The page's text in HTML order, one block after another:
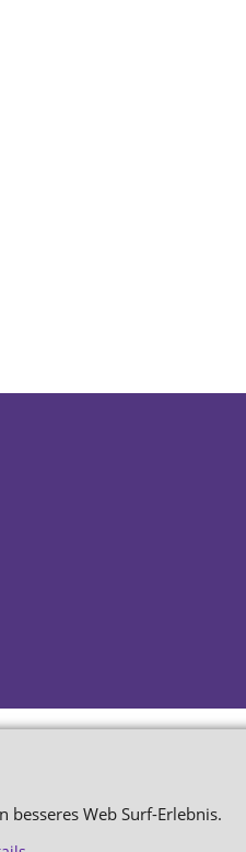
besseres Web Surf-Erlebnis.